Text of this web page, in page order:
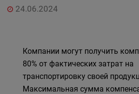
24.06.2024
Компании могут получить
80% от фактических затрат на
транспортировку своей
Максимальная сумма